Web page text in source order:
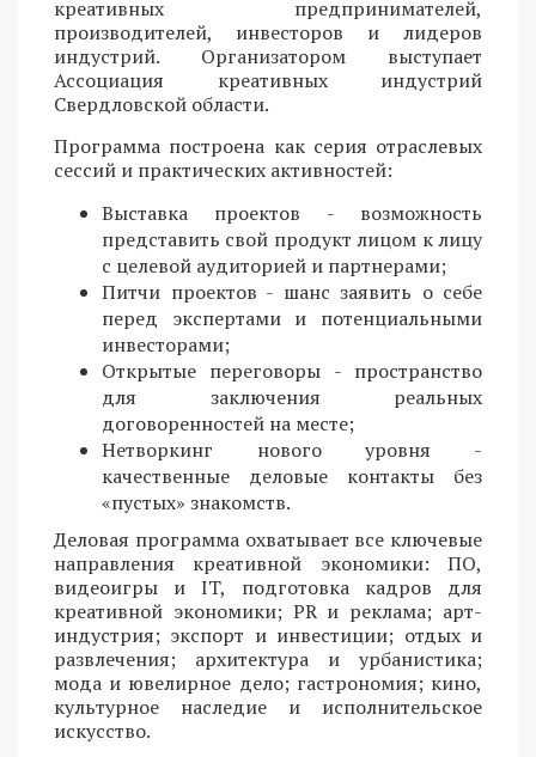
креативных предпринимателей,
производителей, инвесторов и лидеров
индустрий. Организатором выступает
Ассоциация креативных индустрий
Свердловской области.
Программа построена как серия отраслевых
сессий и практических активностей:
Выставка проектов - возможность
представить свой продукт лицом к лицу
с целевой аудиторией и партнерами;
Питчи проектов - шанс заявить о себе
перед экспертами и потенциальными
инвесторами;
Открытые переговоры - пространство
для заключения реальных
договоренностей на месте;
Нетворкинг нового уровня -
качественные деловые контакты без
«пустых» знакомств.
Деловая программа охватывает все ключевые
направления креативной экономики: ПО,
видеоигры и IT, подготовка кадров для
креативной экономики; PR и реклама; арт-
индустрия; экспорт и инвестиции; отдых и
развлечения; архитектура и урбанистика;
мода и ювелирное дело; гастрономия; кино,
культурное наследие и исполнительское
искусство.